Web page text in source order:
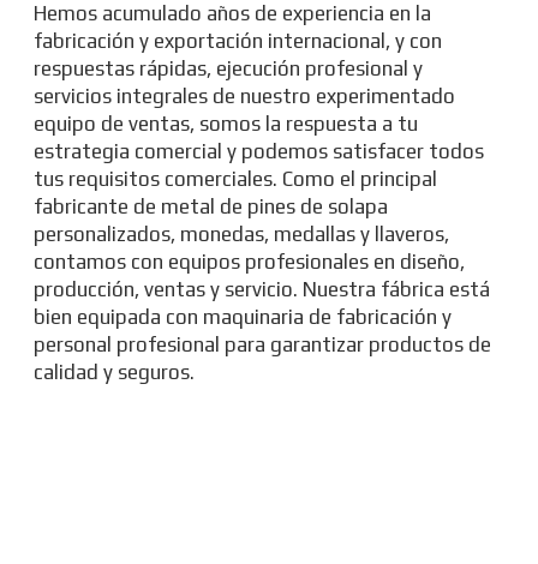
Hemos acumulado años de experiencia en la
fabricación y exportación internacional, y con
respuestas rápidas, ejecución profesional y
servicios integrales de nuestro experimentado
equipo de ventas, somos la respuesta a tu
estrategia comercial y podemos satisfacer todos
tus requisitos comerciales. Como el principal
fabricante de metal de pines de solapa
personalizados, monedas, medallas y llaveros,
contamos con equipos profesionales en diseño,
producción, ventas y servicio. Nuestra fábrica está
bien equipada con maquinaria de fabricación y
personal profesional para garantizar productos de
calidad y seguros.